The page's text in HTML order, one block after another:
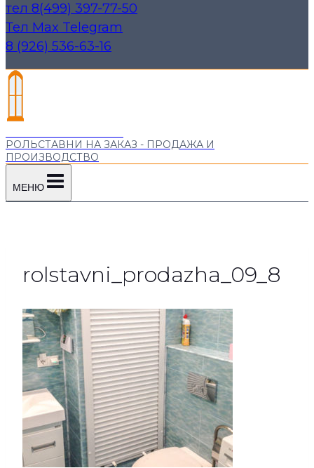
тел 8(499) 397-77-50
Тел Max Telegram
8 (926) 536-63-16
РОЛЬСТАВНИ НА ЗАКАЗ - ПРОДАЖА И
ПРОИЗВОДСТВО
МЕНЮ
rolstavni_prodazha_09_8